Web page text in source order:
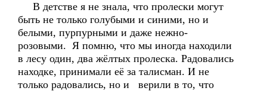
В детстве я не знала, что пролески могут
быть не только голубыми и синими, но и
белыми, пурпурными и даже нежно-
розовыми. Я помню, что мы иногда находили
в лесу один, два жёлтых пролеска. Радовались
находке, принимали её за талисман. И не
только радовались, но и верили в то, что